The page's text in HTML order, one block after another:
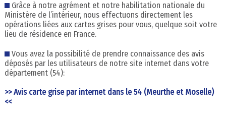
Grâce à notre agrément et notre habilitation nationale du
Ministère de l’intérieur, nous effectuons directement les
opérations liées aux cartes grises pour vous, quelque soit votre
lieu de résidence en France.
Vous avez la possibilité de prendre connaissance des avis
déposés par les utilisateurs de notre site internet dans votre
département (54):
>> Avis carte grise par internet dans le 54 (Meurthe et Moselle)
<<